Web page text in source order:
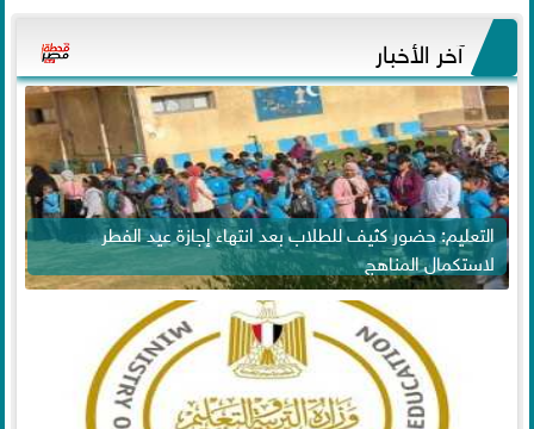
آخر الأخبار
التعليم: حضور كثيف للطلاب بعد انتهاء إجازة عيد الفطر
لاستكمال المناهج